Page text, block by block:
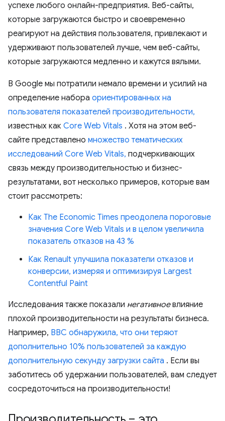
успехе любого онлайн-предприятия. Веб-сайты,
которые загружаются быстро и своевременно
реагируют на действия пользователя, привлекают и
удерживают пользователей лучше, чем веб-сайты,
которые загружаются медленно и кажутся вялыми.
В Google мы потратили немало времени и усилий на
определение набора ориентированных на
пользователя показателей производительности,
известных как Core Web Vitals . Хотя на этом веб-
сайте представлено множество тематических
исследований Core Web Vitals, подчеркивающих
связь между производительностью и бизнес-
результатами, вот несколько примеров, которые вам
стоит рассмотреть:
Как The Economic Times преодолела пороговые
значения Core Web Vitals и в целом увеличила
показатель отказов на 43 %
Как Renault улучшила показатели отказов и
конверсии, измеряя и оптимизируя Largest
Contentful Paint
Исследования также показали негативноевлияние
плохой производительности на результаты бизнеса.
Например, BBC обнаружила, что они теряют
дополнительно 10% пользователей за каждую
дополнительную секунду загрузки сайта . Если вы
заботитесь об удержании пользователей, вам следует
сосредоточиться на производительности!